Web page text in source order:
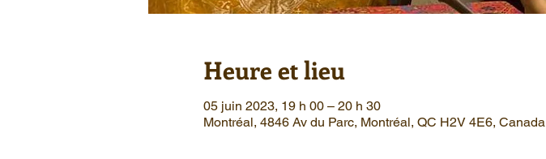
Heure et lieu
05 juin 2023, 19 h 00 – 20 h 30
Montréal, 4846 Av du Parc, Montréal, QC H2V 4E6, Canada